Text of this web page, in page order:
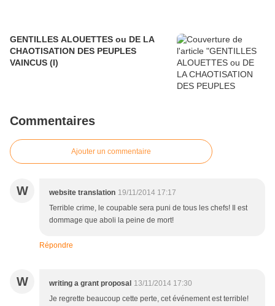
GENTILLES ALOUETTES ou DE LA
CHAOTISATION DES PEUPLES
VAINCUS (I)
Commentaires
Ajouter un commentaire
W website translation 19/11/2014 17:17
Terrible crime, le coupable sera puni de tous les chefs! Il est
dommage que aboli la peine de mort!
Répondre
W writing a grant proposal 13/11/2014 17:30
Je regrette beaucoup cette perte, cet événement est terrible!